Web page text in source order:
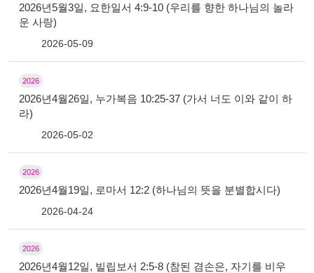
2026년5월3일, 요한일서 4:9-10 (우리를 향한 하나님의 놀라
운 사랑)
2026-05-09
2026
2026년4월26일, 누가복음 10:25-37 (가서 너도 이와 같이 하
라)
2026-05-02
2026
2026년4월19일, 로마서 12:2 (하나님의 뜻을 분별합시다)
2026-04-24
2026
2026년4월12일, 빌립보서 2:5-8 (참된 겸손은, 자기를 비우